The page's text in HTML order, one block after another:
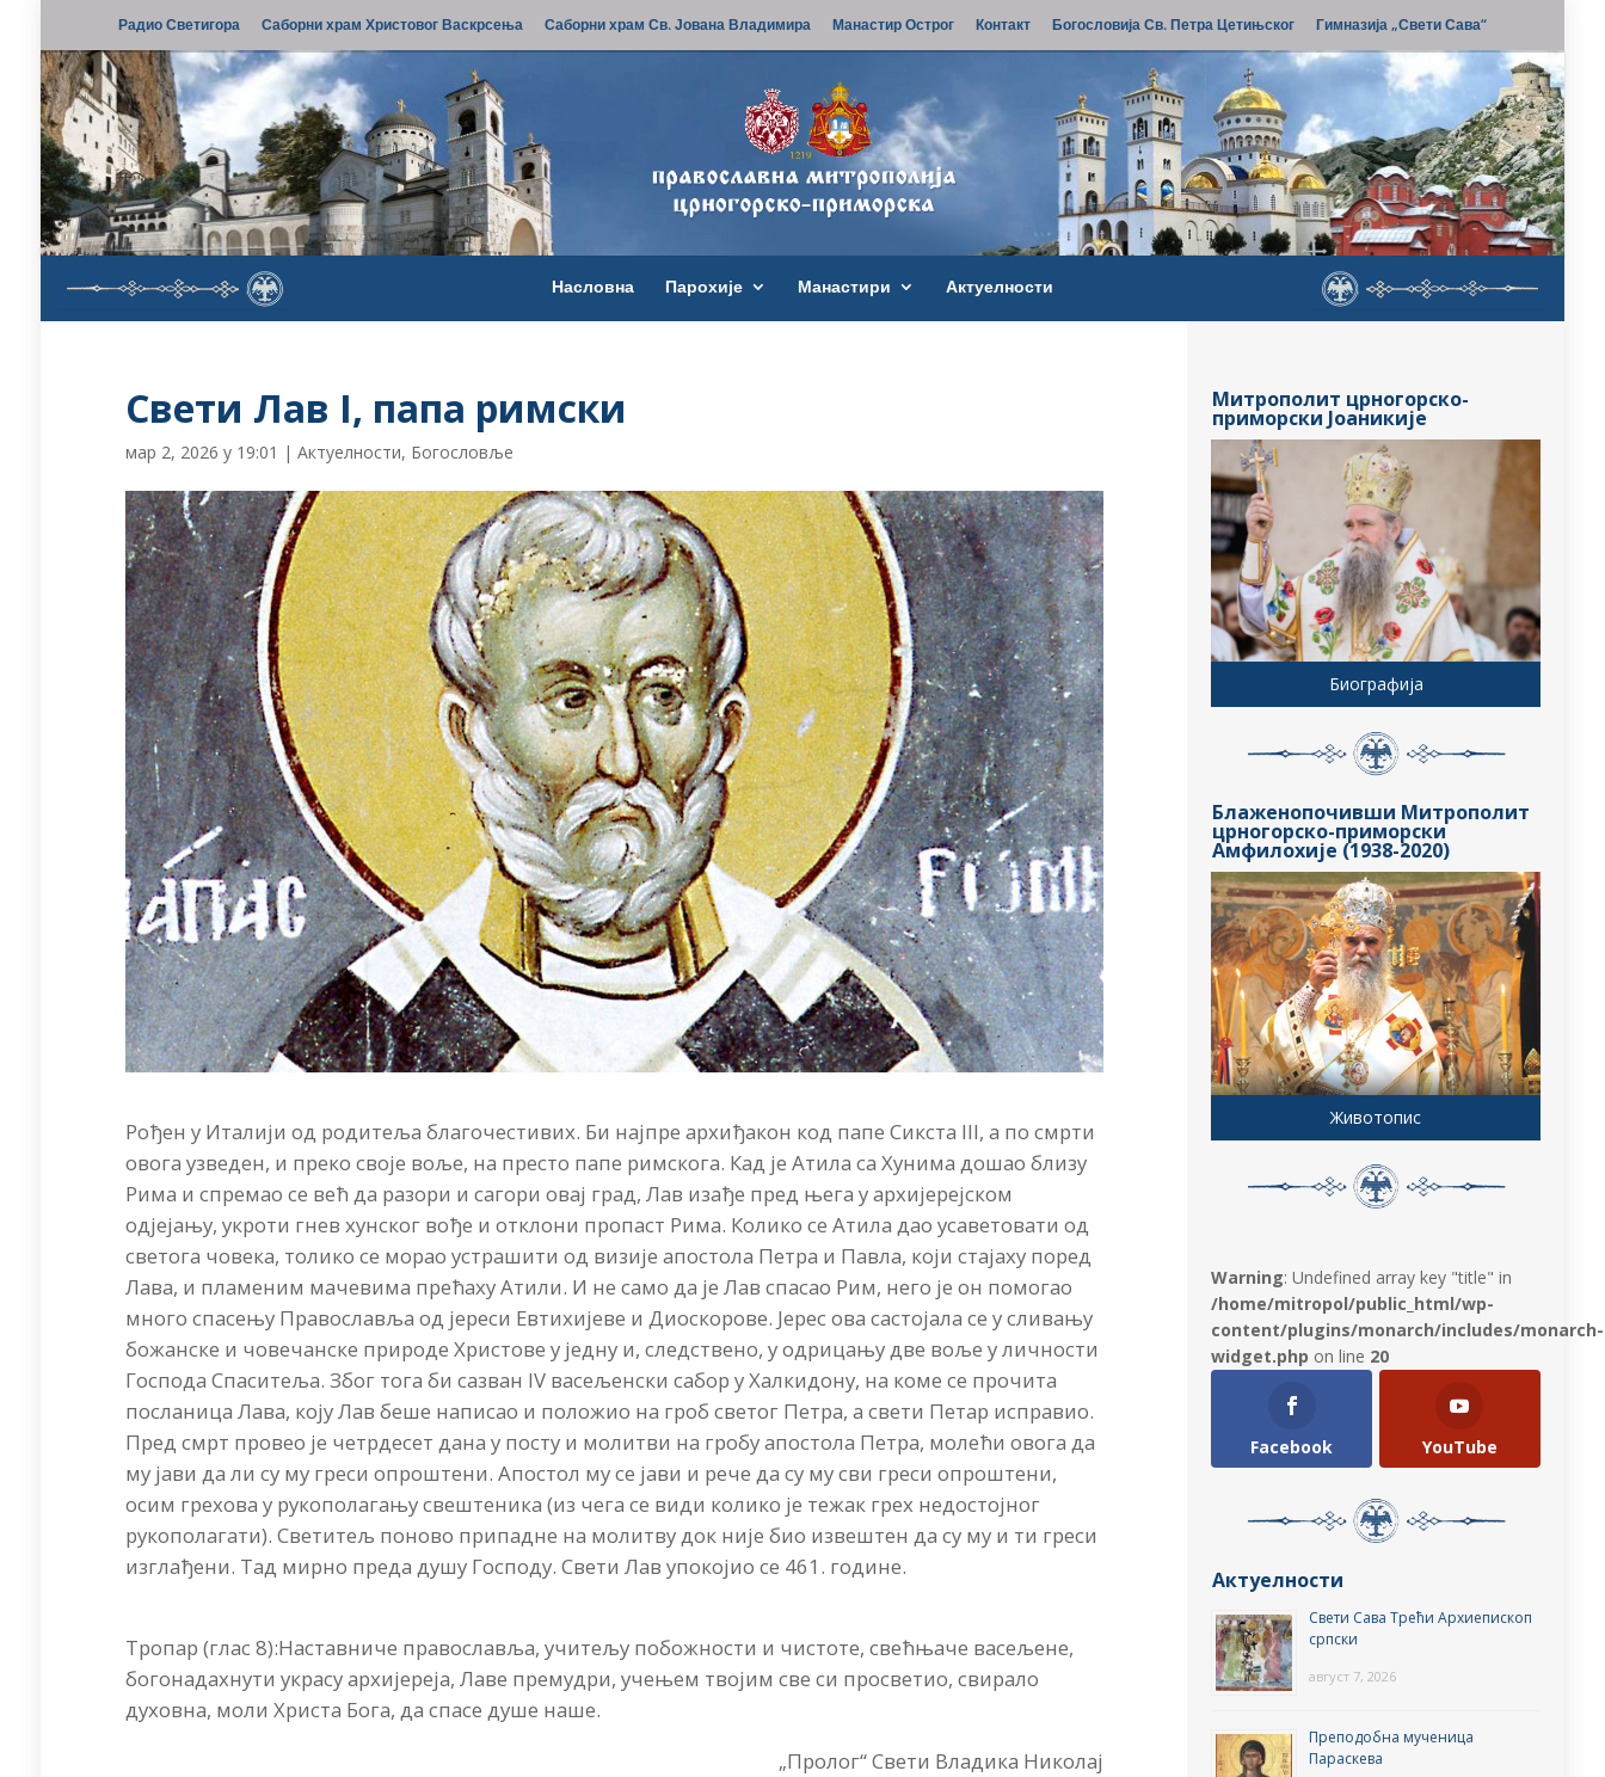
Радио Светигора Саборни храм Христовог Васкрсења Саборни храм Св. Јована Владимира Манастир Острог Контакт Богословија Св. Петра Цетињског Гимназија „Свети Сава“
Насловна Парохије Манастири Актуелности
Свети Лав I, папа римски
мар 2, 2026 у 19:01 |Актуелности, Богословље
Рођен у Италији од родитеља благочестивих. Би најпре архиђакон код папе Сикста III, а по смрти
овога узведен, и преко своје воље, на престо папе римскога. Кад је Атила са Хунима дошао близу
Рима и спремао се већ да разори и сагори овај град, Лав изађе пред њега у архијерејском
одјејању, укроти гнев хунског вође и отклони пропаст Рима. Колико се Атила дао усаветовати од
светога човека, толико се морао устрашити од визије апостола Петра и Павла, који стајаху поред
Лава, и пламеним мачевима прећаху Атили. И не само да је Лав спасао Рим, него је он помогао
много спасењу Православља од јереси Евтихијеве и Диоскорове. Јерес ова састојала се у сливању
божанске и човечанске природе Христове у једну и, следствено, у одрицању две воље у личности
Господа Спаситеља. Због тога би сазван IV васељенски сабор у Халкидону, на коме се прочита
посланица Лава, коју Лав беше написао и положио на гроб светог Петра, а свети Петар исправио.
Пред смрт провео је четрдесет дана у посту и молитви на гробу апостола Петра, молећи овога да
му јави да ли су му греси опроштени. Апостол му се јави и рече да су му сви греси опроштени,
осим грехова у рукополагању свештеника (из чега се види колико је тежак грех недостојног
рукополагати). Светитељ поново припадне на молитву док није био извештен да су му и ти греси
изглађени. Тад мирно преда душу Господу. Свети Лав упокојио се 461. године.
Тропар (глас 8):Наставниче православља, учитељу побожности и чистоте, свећњаче васељене,
богонадахнути украсу архијереја, Лаве премудри, учењем твојим све си просветио, свирало
духовна, моли Христа Бога, да спасе душе наше.
„Пролог“ Свети Владика Николај
Митрополит црногорско-
приморски Јоаникије
Биографија
Блаженопочивши Митрополит
црногорско-приморски
Амфилохије (1938-2020)
Животопис
Warning: Undefined array key "title" in
/home/mitropol/public_html/wp-
content/plugins/monarch/includes/monarch-
widget.php on line 20
Facebook YouTube
Актуелности
Свети Сава Трећи Архиепископ
српски
август 7, 2026
Преподобна мученица
Параскева